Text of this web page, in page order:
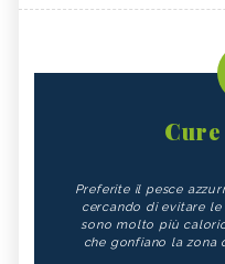
Preferite il pesce
cercando di evitare
sono molto più
che gonfiano la zona